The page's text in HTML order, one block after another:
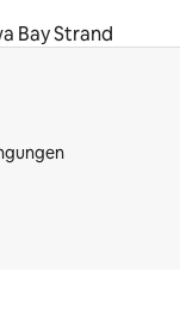
Bay Strand